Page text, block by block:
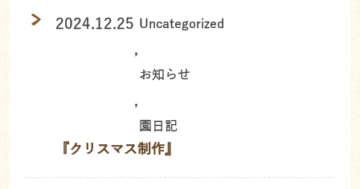
2024.12.25 Uncategorized
,
お知らせ
,
園日記
『クリスマス制作』